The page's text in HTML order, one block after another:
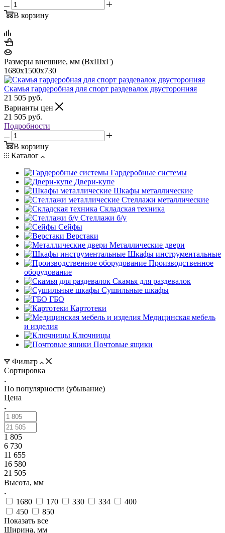
В корзину
Размеры внешние, мм (ВхШхГ)
1680х1500х730
Скамья гардеробная для спорт раздевалок двусторонняя
21 505 руб.
Варианты цен
21 505 руб.
Подробности
В корзину
Каталог
Гардеробные системы
Двери-купе
Шкафы металлические
Стеллажи металлические
Складская техника
Стеллажи б/у
Сейфы
Верстаки
Металлические двери
Шкафы инструментальные
Производственное
оборудование
Скамья для раздевалок
Сушильные шкафы
ГБО
Картотеки
Медицинская мебель
и изделия
Ключницы
Почтовые ящики
Фильтр
Сортировка
По популярности (убывание)
Цена
1 805
6 730
11 655
16 580
21 505
Высота, мм
1680 170 330 334
400
450
850
Показать все
Ширина, мм